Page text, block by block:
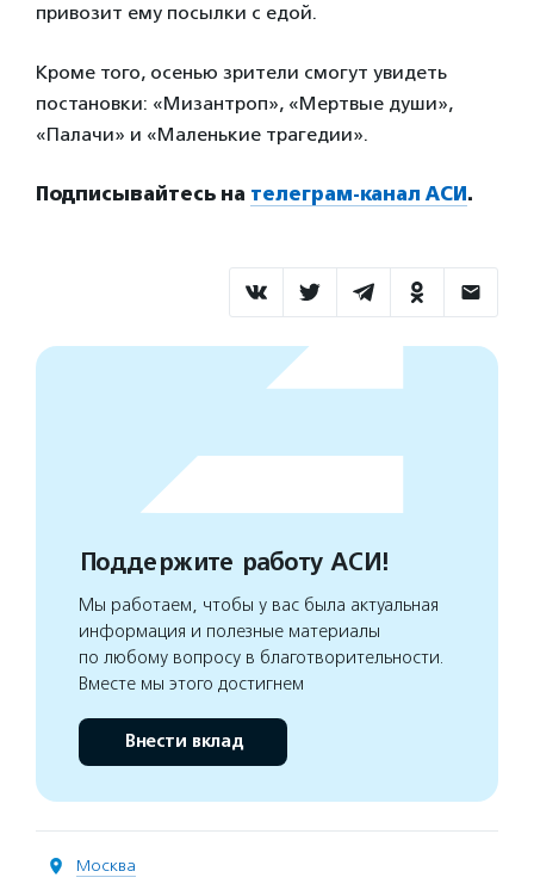
привозит ему посылки с едой.
Кроме того, осенью зрители смогут увидеть
постановки: «Мизантроп», «Мертвые души»,
«Палачи» и «Маленькие трагедии».
Подписывайтесь на телеграм-канал АСИ .
Поддержите работу АСИ!
Мы работаем, чтобы у вас была актуальная
информация и полезные материалы
по любому вопросу в благотворительности.
Вместе мы этого достигнем
Внести вклад
Москва